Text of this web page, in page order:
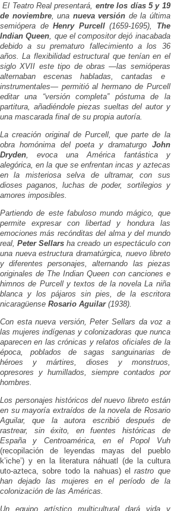
El Teatro Real presentará, entre los días 5 y 19
de noviembre, una nueva versión de la última
semiópera deHenry Purcell(1659-1695), The
Indian Queen , que el compositor dejó inacabada
debido a su prematuro fallecimiento a los 36
años. La flexibilidad estructural que tenían en el
siglo XVII este tipo de obras —las semióperas
alternaban escenas habladas, cantadas e
instrumentales— permitió al hermano de Purcell
editar una “versión completa” póstuma de la
partitura, añadiéndole piezas sueltas del autor y
una mascarada final de su propia autoría.
La creación original de Purcell, que parte de la
obra homónima del poeta y dramaturgo John
Dryden , evoca una América fantástica y
alegórica, en la que se enfrentan incas y aztecas
en la misteriosa selva de ultramar, con sus
dioses paganos, luchas de poder, sortilegios y
amores imposibles.
Partiendo de este fabuloso mundo mágico, que
permite expresar con libertad y hondura las
emociones más recónditas del alma y del mundo
real,Peter Sellars ha creado un espectáculo con
una nueva estructura dramatúrgica, nuevo libreto
y diferentes personajes, alternando las piezas
originales de The Indian Queen con canciones e
himnos de Purcell y textos de la novelaLa niña
blanca y los pájaros sin pies , de la escritora
nicaragüense Rosario Aguilar(1938).
Con esta nueva versión, Peter Sellars da voz a
las mujeres indígenas y colonizadoras que nunca
aparecen en las crónicas y relatos oficiales de la
época, poblados de sagas sanguinarias de
héroes y mártires, dioses y monstruos,
opresores y humillados, siempre contados por
hombres.
Los personajes históricos del nuevo libreto están
en su mayoría extraídos de la novela de Rosario
Aguilar, que la autora escribió después de
rastrear, sin éxito, en fuentes históricas de
España y Centroamérica, en elPopol Vuh
(recopilación de leyendas mayas del pueblo
k’iche’) y en la literatura náhuatl (de la cultura
uto-azteca, sobre todo la nahuas) el rastro que
han dejado las mujeres en el período de la
colonización de las Américas.
Un equipo artístico multicultural dará vida y